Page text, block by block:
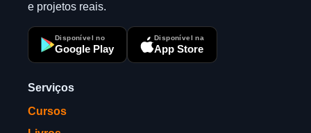
e projetos reais.
Disponível no
Google Play
Disponível na
App Store
Serviços
Cursos